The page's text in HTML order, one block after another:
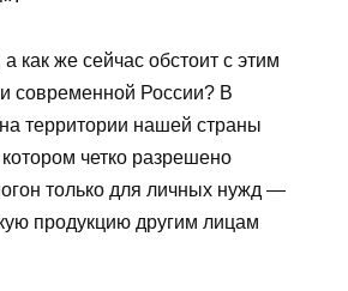
как же сейчас обстоит с этим
современной России? В
территории нашей страны
котором четко разрешено
только для личных нужд —
продукцию другим лицам